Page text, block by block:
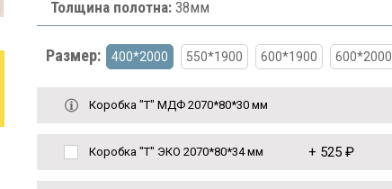
Толщина полотна:38мм
Размер: 400*2000 550*1900 600*1900 600*2000
Коробка "Т" МДФ 2070*80*30 мм
Коробка "Т" ЭКО 2070*80*34 мм + 525 ₽